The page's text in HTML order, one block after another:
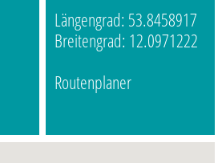
Längengrad: 53.8458917
Breitengrad: 12.0971222
Routenplaner